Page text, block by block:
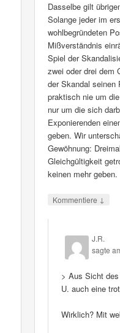
Dasselbe gilt
Solange jeder im
wohlbegründeten
Mißverständnis
Spiel der
zwei oder drei dem
der Skandal seinen
praktisch nie um
nur um die sich
Exponierenden
geben. Wir
Gewöhnung:
Gleichgültigkeit
keinen mehr geben.
Kommentiere ↓
J.R.
sagte
> Aus Sicht
U. auch eine
Wirklich? Mit